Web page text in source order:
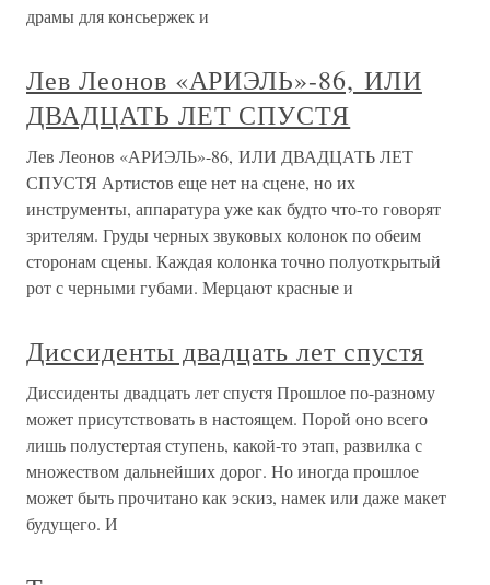
драмы для консьержек и
Лев Леонов «АРИЭЛЬ»-86, ИЛИ
ДВАДЦАТЬ ЛЕТ СПУСТЯ
Лев Леонов «АРИЭЛЬ»-86, ИЛИ ДВАДЦАТЬ ЛЕТ
СПУСТЯ Артистов еще нет на сцене, но их
инструменты, аппаратура уже как будто что-то говорят
зрителям. Груды черных звуковых колонок по обеим
сторонам сцены. Каждая колонка точно полуоткрытый
рот с черными губами. Мерцают красные и
Диссиденты двадцать лет спустя
Диссиденты двадцать лет спустя Прошлое по-разному
может присутствовать в настоящем. Порой оно всего
лишь полустертая ступень, какой-то этап, развилка с
множеством дальнейших дорог. Но иногда прошлое
может быть прочитано как эскиз, намек или даже макет
будущего. И